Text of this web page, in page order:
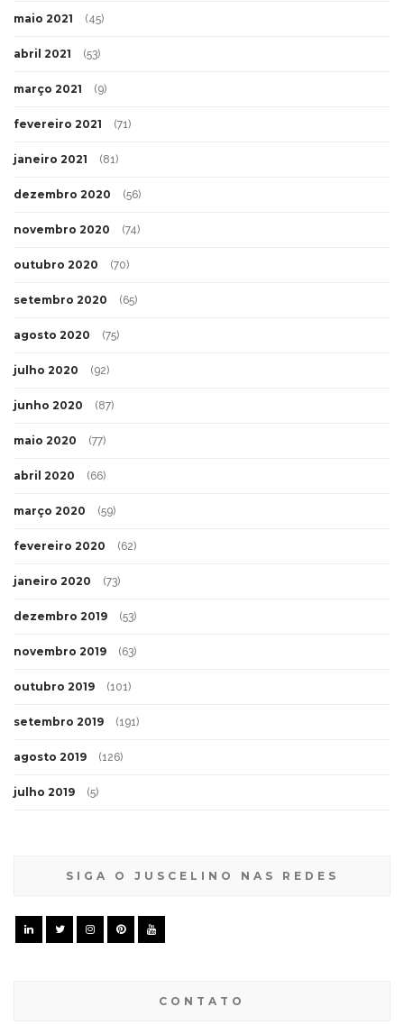
maio 2021 (45)
abril 2021 (53)
março 2021 (9)
fevereiro 2021 (71)
janeiro 2021 (81)
dezembro 2020 (56)
novembro 2020 (74)
outubro 2020 (70)
setembro 2020 (65)
agosto 2020 (75)
julho 2020 (92)
junho 2020 (87)
maio 2020 (77)
abril 2020 (66)
março 2020 (59)
fevereiro 2020 (62)
janeiro 2020 (73)
dezembro 2019 (53)
novembro 2019 (63)
outubro 2019 (101)
setembro 2019 (191)
agosto 2019 (126)
julho 2019 (5)
SIGA O JUSCELINO NAS REDES
CONTATO